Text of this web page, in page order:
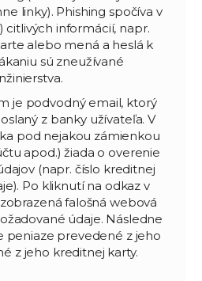
linky). Phishing spočíva v
citlivých informácií, napr.
alebo mená a heslá k
sú zneužívané
je podvodný email, ktorý
z banky užívateľa. V
pod nejakou zámienkou
apod.) žiada o overenie
(napr. číslo kreditnej
Po kliknutí na odkaz v
falošná webová
údaje. Následne
peniaze prevedené z jeho
z jeho kreditnej karty.